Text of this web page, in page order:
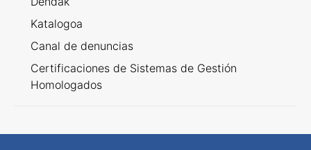
Katalogoa
Canal de denuncias
Certificaciones de Sistemas de Gestión
Homologados